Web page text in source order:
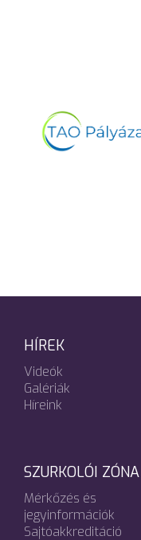
HÍREK
Videók
Galériák
Híreink
SZURKOLÓI ZÓNA
Mérkőzés és
jegyinformációk
Sajtóakkreditáció